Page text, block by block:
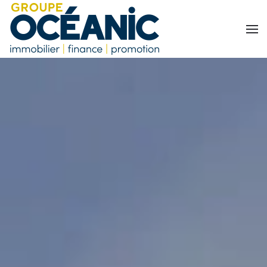
Accéder au contenu principal